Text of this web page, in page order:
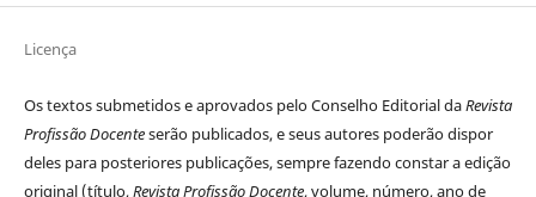
Licença
Os textos submetidos e aprovados pelo Conselho Editorial daRevista
Profissão Docenteserão publicados, e seus autores poderão dispor
deles para posteriores publicações, sempre fazendo constar a edição
original (título,Revista Profissão Docente, volume, número, ano de